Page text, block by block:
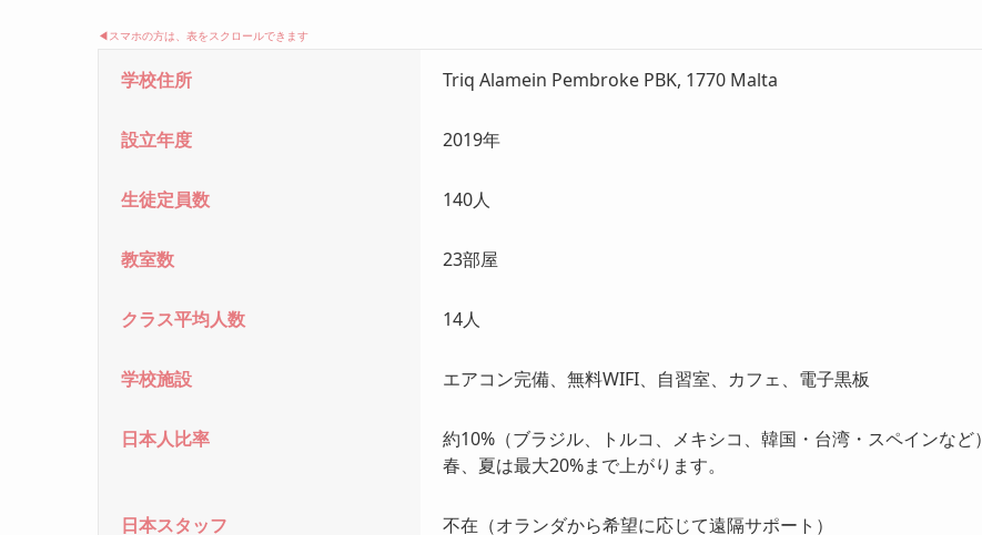
◀︎スマホの方は、表をスクロールできます
学校住所 Triq Alamein Pembroke PBK, 1770 Malta
設立年度 2019年
生徒定員数 140人
教室数 23部屋
クラス平均人数 14人
学校施設 エアコン完備、無料WIFI、自習室、カフェ、電子黒板
日本人比率
約10%（ブラジル、トルコ、メキシコ、韓国・台湾・スペインなど）
春、夏は最大20%まで上がります。
日本スタッフ 不在（オランダから希望に応じて遠隔サポート）